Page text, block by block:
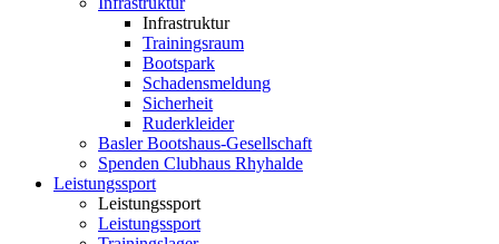
Infrastruktur
Trainingsraum
Bootspark
Schadensmeldung
Sicherheit
Ruderkleider
Basler Bootshaus-Gesellschaft
Spenden Clubhaus Rhyhalde
Leistungssport
Leistungssport
Leistungssport